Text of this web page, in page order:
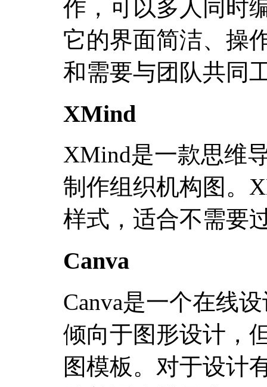
作，可以多人同时
它的界面简洁、操
和需要与团队共同
XMind
XMind是一款思维
制作组织机构图。
样式，适合不需要
Canva
Canva是一个在线
倾向于图形设计，
图模板。对于设计